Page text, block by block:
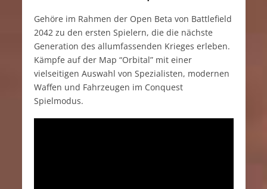
Gehöre im Rahmen der Open Beta von Battlefield
2042 zu den ersten Spielern, die die nächste
Generation des allumfassenden Krieges erleben.
Kämpfe auf der Map “Orbital” mit einer
vielseitigen Auswahl von Spezialisten, modernen
Waffen und Fahrzeugen im Conquest
Spielmodus.